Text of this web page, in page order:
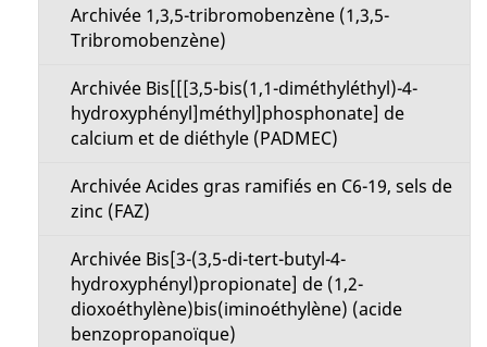
Archivée 1,3,5-tribromobenzène (1,3,5-
Tribromobenzène)
Archivée Bis[[[3,5-bis(1,1-diméthyléthyl)-4-
hydroxyphényl]méthyl]phosphonate] de
calcium et de diéthyle (PADMEC)
Archivée Acides gras ramifiés en C6-19, sels de
zinc (FAZ)
Archivée Bis[3-(3,5-di-tert-butyl-4-
hydroxyphényl)propionate] de (1,2-
dioxoéthylène)bis(iminoéthylène) (acide
benzopropanoïque)